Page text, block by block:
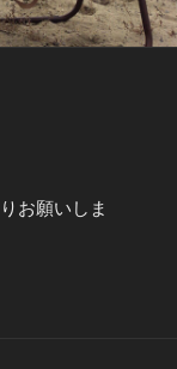
お願いしま